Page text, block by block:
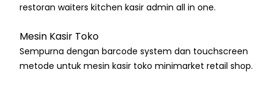
restoran waiters kitchen kasir admin all in one.
Mesin Kasir Toko
Sempurna dengan barcode system dan touchscreen
metode untuk mesin kasir toko minimarket retail shop.